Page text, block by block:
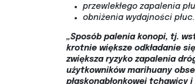
przewlekłego zapalenia
obniżenia wydajności płuc.
„Sposób palenia konopi, tj.
krotnie większe odkładanie
zwiększa ryzyko zapalenia
użytkowników marihuany
płaskonabłonkowej tchawicy